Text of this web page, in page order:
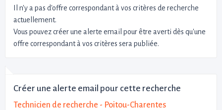
Il n'y a pas d'offre correspondant à vos critères de recherche
actuellement.
Vous pouvez créer une alerte email pour être averti dès qu'une
offre correspondant à vos critères sera publiée.
Créer une alerte email pour cette recherche
Technicien de recherche - Poitou-Charentes